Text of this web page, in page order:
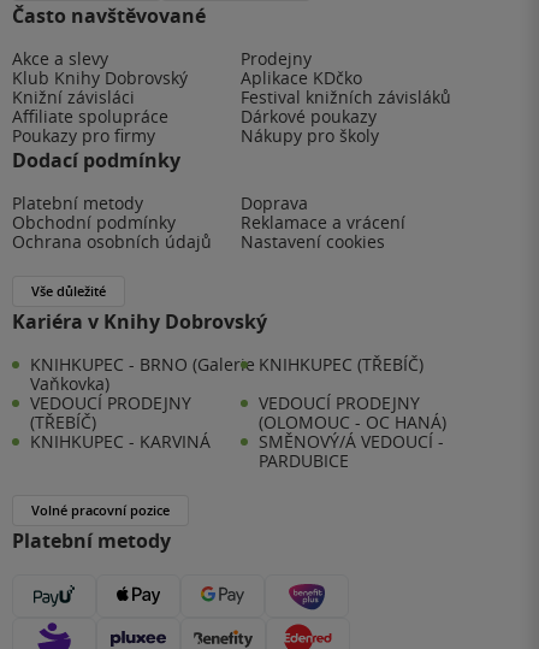
Často navštěvované
Akce a slevy
Prodejny
Klub Knihy Dobrovský
Aplikace KDčko
Knižní závisláci
Festival knižních závisláků
Affiliate spolupráce
Dárkové poukazy
Poukazy pro firmy
Nákupy pro školy
Dodací podmínky
Platební metody
Doprava
Obchodní podmínky
Reklamace a vrácení
Ochrana osobních údajů
Nastavení cookies
Vše důležité
Kariéra v Knihy Dobrovský
KNIHKUPEC - BRNO (Galerie
Vaňkovka)
KNIHKUPEC (TŘEBÍČ)
VEDOUCÍ PRODEJNY
(TŘEBÍČ)
VEDOUCÍ PRODEJNY
(OLOMOUC - OC HANÁ)
KNIHKUPEC - KARVINÁ
SMĚNOVÝ/Á VEDOUCÍ -
PARDUBICE
Volné pracovní pozice
Platební metody